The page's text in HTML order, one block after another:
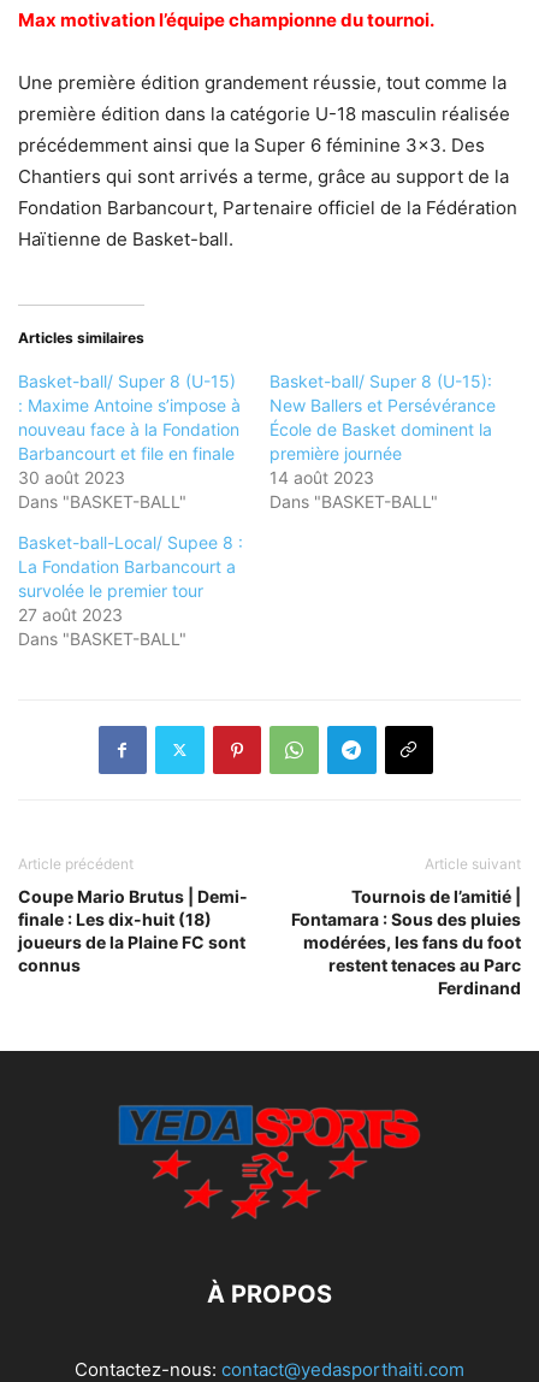
Max motivation l’équipe championne du tournoi.
Une première édition grandement réussie, tout comme la
première édition dans la catégorie U-18 masculin réalisée
précédemment ainsi que la Super 6 féminine 3×3. Des
Chantiers qui sont arrivés a terme, grâce au support de la
Fondation Barbancourt, Partenaire officiel de la Fédération
Haïtienne de Basket-ball.
Articles similaires
Basket-ball/ Super 8 (U-15)
: Maxime Antoine s’impose à
nouveau face à la Fondation
Barbancourt et file en finale
30 août 2023
Dans "BASKET-BALL"
Basket-ball/ Super 8 (U-15):
New Ballers et Persévérance
École de Basket dominent la
première journée
14 août 2023
Dans "BASKET-BALL"
Basket-ball-Local/ Supee 8 :
La Fondation Barbancourt a
survolée le premier tour
27 août 2023
Dans "BASKET-BALL"
Article précédent
Coupe Mario Brutus | Demi-
finale : Les dix-huit (18)
joueurs de la Plaine FC sont
connus
Article suivant
Tournois de l’amitié |
Fontamara : Sous des pluies
modérées, les fans du foot
restent tenaces au Parc
Ferdinand
À PROPOS
Contactez-nous: contact@yedasporthaiti.com